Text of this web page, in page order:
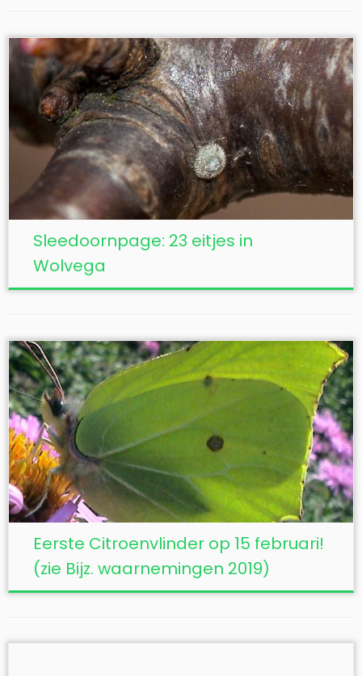
Sleedoornpage: 23 eitjes in
Wolvega
Eerste Citroenvlinder op 15 februari!
(zie Bijz. waarnemingen 2019)